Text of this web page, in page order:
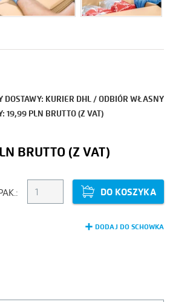
DOSTAWY: KURIER DHL / ODBIÓR WŁASNY
19,99 PLN BRUTTO (Z VAT)
DO KOSZYKA
DODAJ DO SCHOWKA